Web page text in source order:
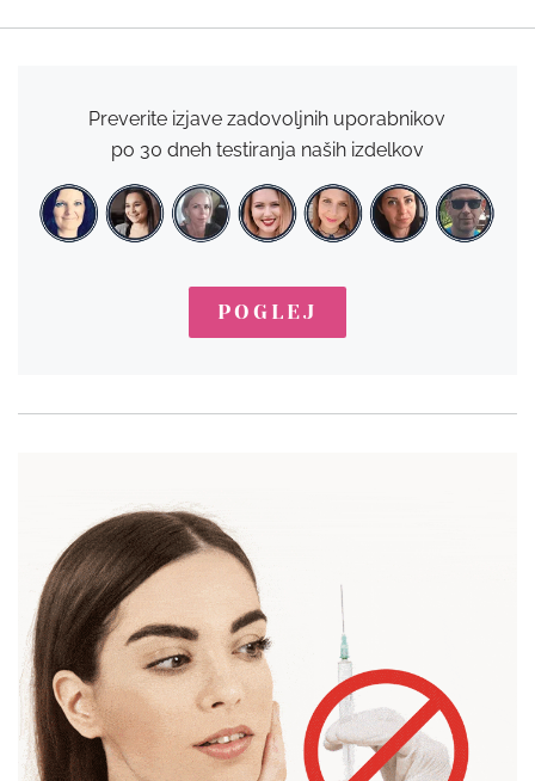
Preverite izjave zadovoljnih uporabnikov
po 30 dneh testiranja naših izdelkov
POGLEJ